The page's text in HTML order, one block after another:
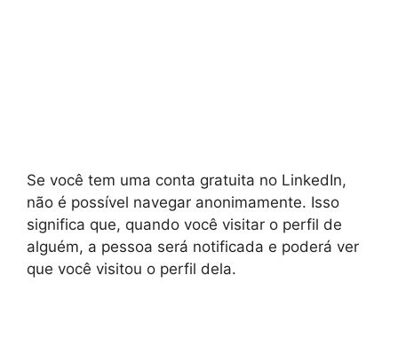
Se você tem uma conta gratuita no LinkedIn,
não é possível navegar anonimamente. Isso
significa que, quando você visitar o perfil de
alguém, a pessoa será notificada e poderá ver
que você visitou o perfil dela.